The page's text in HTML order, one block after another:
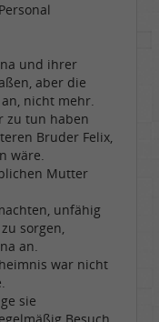
und ihrer
aber die
nicht mehr.
zu tun haben
Bruder Felix,
wäre.
Mutter
unfähig
sorgen,
an.
war nicht
sie